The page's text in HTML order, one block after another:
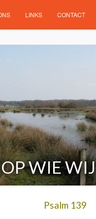
LINKS CONTACT
WIE
Psalm 139